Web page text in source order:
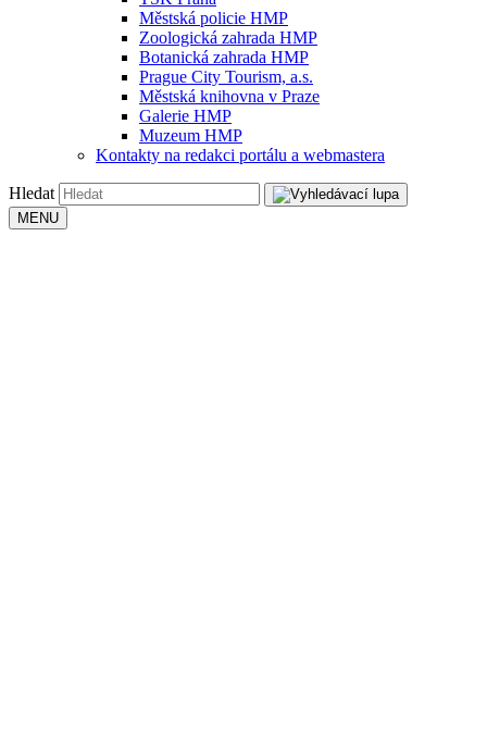
Městská policie HMP
Zoologická zahrada HMP
Botanická zahrada HMP
Prague City Tourism, a.s.
Městská knihovna v Praze
Galerie HMP
Muzeum HMP
Kontakty na redakci portálu a webmastera
Hledat
MENU